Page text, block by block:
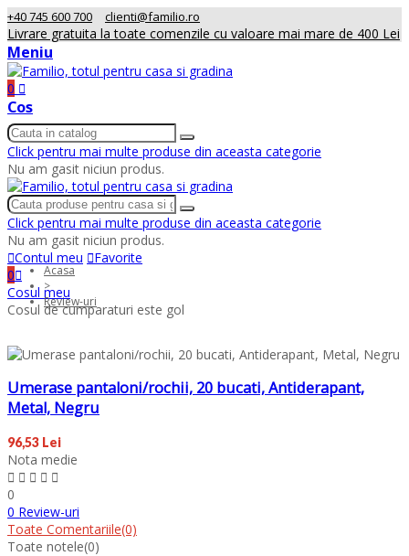
+40 745 600 700 clienti@familio.ro
Livrare gratuita la toate comenzile cu valoare mai mare de 400 Lei
Meniu
0
Cos
Click pentru mai multe produse din aceasta categorie
Nu am gasit niciun produs.
Click pentru mai multe produse din aceasta categorie
Nu am gasit niciun produs.
Contul meu
Favorite
0
Cosul meu
Cosul de cumparaturi este gol
Acasa
>
Review-uri
Umerase pantaloni/rochii, 20 bucati, Antiderapant,
Metal, Negru
96,53 Lei
Nota medie
0
0 Review-uri
Toate Comentariile(0)
Toate notele(0)